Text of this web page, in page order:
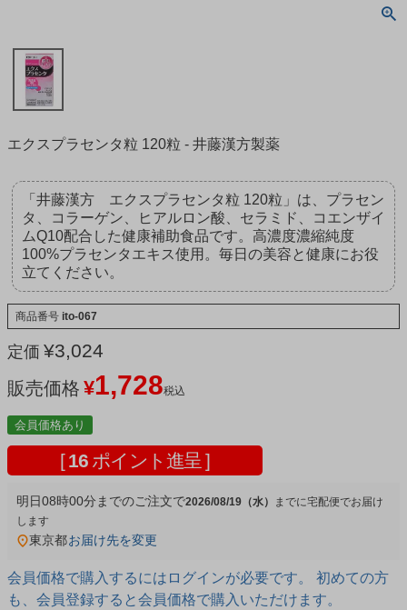
エクスプラセンタ粒 120粒 - 井藤漢方製薬
「井藤漢方 エクスプラセンタ粒 120粒」は、プラセン
タ、コラーゲン、ヒアルロン酸、セラミド、コエンザイ
ムQ10配合した健康補助食品です。高濃度濃縮純度
100%プラセンタエキス使用。毎日の美容と健康にお役
立てください。
商品番号 ito-067
定価 ¥3,024
販売価格 ¥1,728税込
会員価格あり
[ 16 ポイント進呈 ]
明日08時00分 までのご注文で2026/08/19（水） 宅配便
東京都お届け先を変更
会員価格で購入するにはログインが必要です。 初めての方
も、会員登録すると会員価格で購入いただけます。